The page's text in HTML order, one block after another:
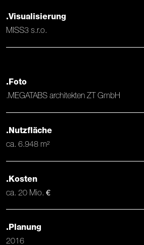
.Visualisierung
MISS3 s.r.o.
.Foto
.MEGATABS architekten ZT GmbH
.Nutzfläche
ca. 6.948 m²
.Kosten
ca. 20 Mio. €
.Planung
2016